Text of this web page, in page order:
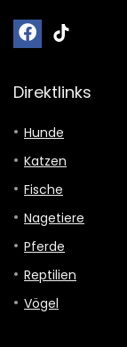
Direktlinks
Hunde
Katzen
Fische
Nagetiere
Pferde
Reptilien
Vögel